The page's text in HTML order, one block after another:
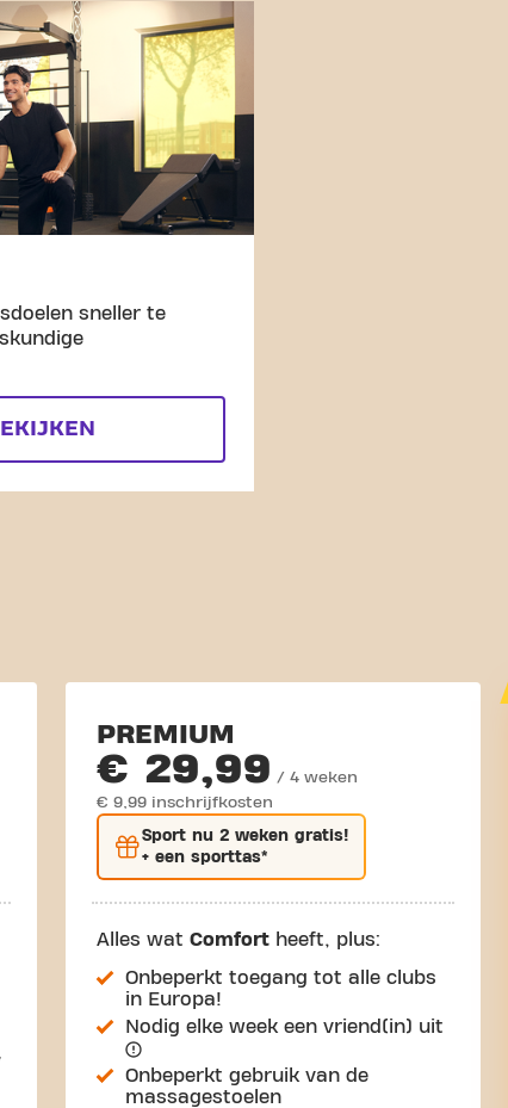
sneller te
PREMIUM
€ 29,99 / 4 weken
€ 9,99 inschrijfkosten
Sport nu2 weken gratis!
+ een sporttas*
Alles watComfort heeft, plus:
Onbeperkt toegang tot alle clubs
in Europa!
Nodig elke week een vriend(in) uit
Onbeperkt gebruik van de
massagestoelen